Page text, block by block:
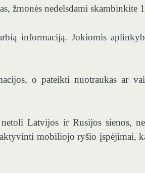
žmonės nedelsdami skambinkite
informaciją. Jokiomis
o pateikti nuotraukas ar
Latvijos ir Rusijos sienos,
mobiliojo ryšio įspėjimai,